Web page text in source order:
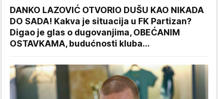
DANKO LAZOVIĆ OTVORIO DUŠU KAO NIKADA
DO SADA! Kakva je situacija u FK Partizan?
Digao je glas o dugovanjima, OBEĆANIM
OSTAVKAMA, budućnosti kluba...